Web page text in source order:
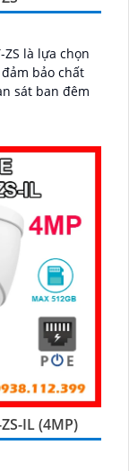
ZS là lựa chọn
bảo chất
IL (4MP)